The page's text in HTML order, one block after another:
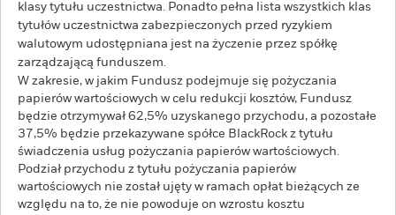
klasy tytułu uczestnictwa. Ponadto pełna lista wszystkich klas
tytułów uczestnictwa zabezpieczonych przed ryzykiem
walutowym udostępniana jest na życzenie przez spółkę
zarządzającą funduszem.
W zakresie, w jakim Fundusz podejmuje się pożyczania
papierów wartościowych w celu redukcji kosztów, Fundusz
będzie otrzymywał 62,5% uzyskanego przychodu, a pozostałe
37,5% będzie przekazywane spółce BlackRock z tytułu
świadczenia usług pożyczania papierów wartościowych.
Podział przychodu z tytułu pożyczania papierów
wartościowych nie został ujęty w ramach opłat bieżących ze
względu na to, że nie powoduje on wzrostu kosztu